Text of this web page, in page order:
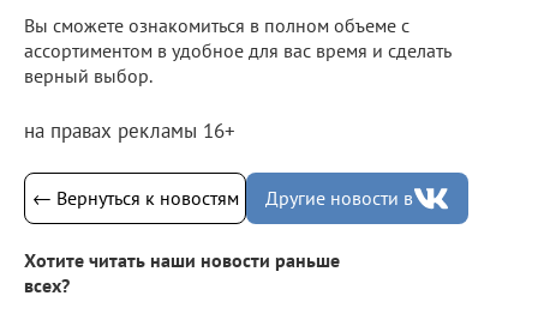
Вы сможете ознакомиться в полном объеме с
ассортиментом в удобное для вас время и сделать
верный выбор.
на правах рекламы 16+
← Вернуться к новостям Другие новости в
Хотите читать наши новости раньше
всех?